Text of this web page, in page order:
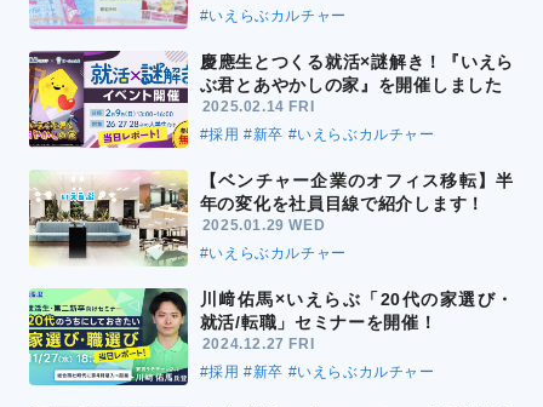
#いえらぶカルチャー
慶應生とつくる就活×謎解き！『いえら
ぶ君とあやかしの家』を開催しました
2025.02.14 FRI
#採用 #新卒 #いえらぶカルチャー
【ベンチャー企業のオフィス移転】半
年の変化を社員目線で紹介します！
2025.01.29 WED
#いえらぶカルチャー
川﨑佑馬×いえらぶ「20代の家選び・
就活/転職」セミナーを開催！
2024.12.27 FRI
#採用 #新卒 #いえらぶカルチャー